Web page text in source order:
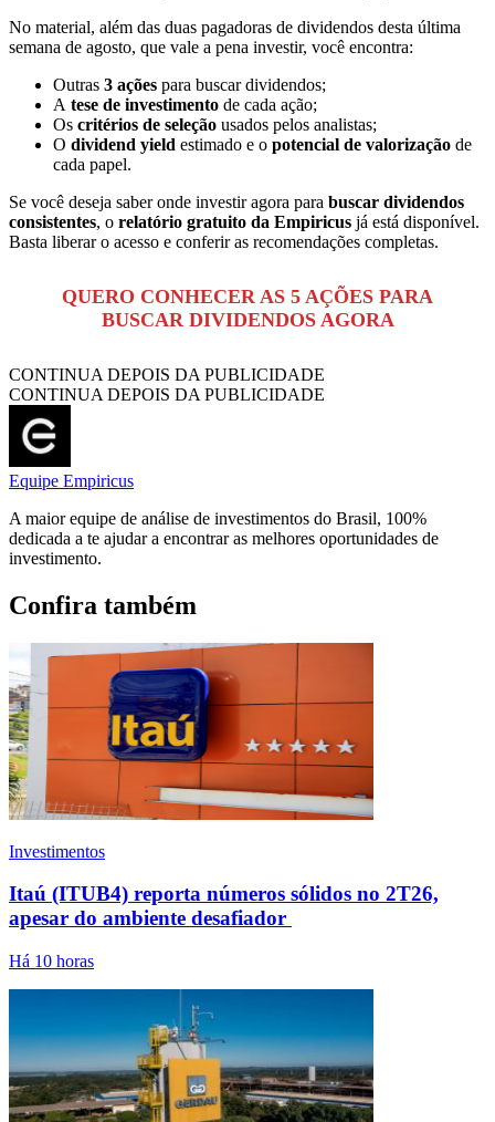
No material, além das duas pagadoras de dividendos desta última
semana de agosto, que vale a pena investir, você encontra:
Outras 3 ações para buscar dividendos;
A tese de investimento de cada ação;
Os critérios de seleção usados pelos analistas;
O dividend yield estimado e o potencial de valorização de
cada papel.
Se você deseja saber onde investir agora para buscar dividendos
consistentes, o relatório gratuito da Empiricus já está disponível.
Basta liberar o acesso e conferir as recomendações completas.
QUERO CONHECER AS 5 AÇÕES PARA
BUSCAR DIVIDENDOS AGORA
CONTINUA DEPOIS DA PUBLICIDADE
CONTINUA DEPOIS DA PUBLICIDADE
Equipe Empiricus
A maior equipe de análise de investimentos do Brasil, 100%
dedicada a te ajudar a encontrar as melhores oportunidades de
investimento.
Confira também
Investimentos
Itaú (ITUB4) reporta números sólidos no 2T26,
apesar do ambiente desafiador
Há 10 horas